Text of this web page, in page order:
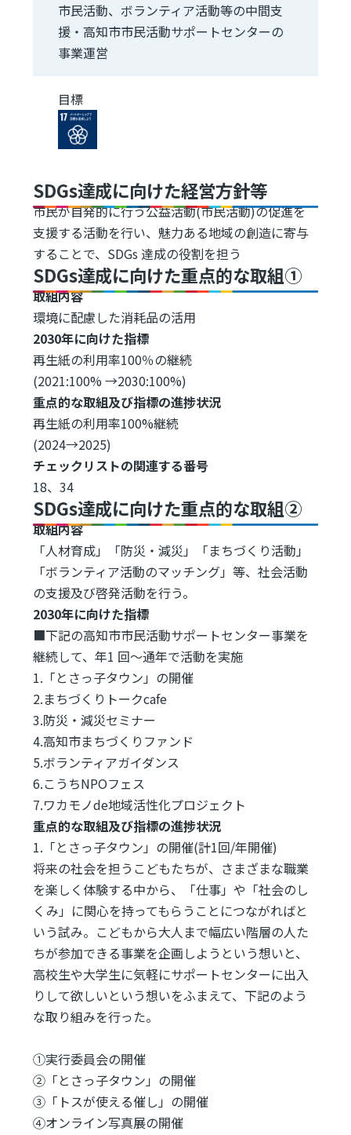
市民活動、ボランティア活動等の中間支
援・高知市市民活動サポートセンターの
事業運営
目標
Image
SDGs達成に向けた経営方針等
市民が自発的に行う公益活動(市民活動)の促進を
支援する活動を行い、魅力ある地域の創造に寄与
することで、SDGs 達成の役割を担う
SDGs達成に向けた重点的な取組①
取組内容
環境に配慮した消耗品の活用
2030年に向けた指標
再生紙の利用率100％の継続
(2021:100% →2030:100%)
重点的な取組及び指標の進捗状況
再生紙の利用率100%継続
(2024→2025)
チェックリストの関連する番号
18、34
SDGs達成に向けた重点的な取組②
取組内容
「人材育成」「防災・減災」「まちづくり活動」
「ボランティア活動のマッチング」等、社会活動
の支援及び啓発活動を行う。
2030年に向けた指標
■下記の高知市市民活動サポートセンター事業を
継続して、年1 回～通年で活動を実施
1.「とさっ子タウン」の開催
2.まちづくりトークcafe
3.防災・減災セミナー
4.高知市まちづくりファンド
5.ボランティアガイダンス
6.こうちNPOフェス
7.ワカモノde地域活性化プロジェクト
重点的な取組及び指標の進捗状況
1.「とさっ子タウン」の開催(計1回/年開催)
将来の社会を担うこどもたちが、さまざまな職業
を楽しく体験する中から、「仕事」や「社会のし
くみ」に関心を持ってもらうことにつながればと
いう試み。こどもから大人まで幅広い階層の人た
ちが参加できる事業を企画しようという想いと、
高校生や大学生に気軽にサポートセンターに出入
りして欲しいという想いをふまえて、下記のよう
な取り組みを行った。
①実行委員会の開催
②「とさっ子タウン」の開催
③「トスが使える催し」の開催
④オンライン写真展の開催